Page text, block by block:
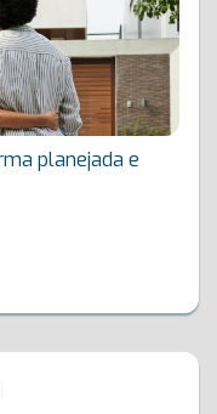
planejada e